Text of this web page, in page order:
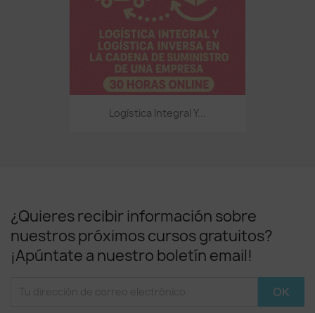
Logística Integral Y...
¿Quieres recibir información sobre
nuestros próximos cursos gratuitos?
¡Apúntate a nuestro boletín email!